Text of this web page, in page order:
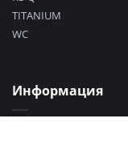
TITANIUM
WC
Информация